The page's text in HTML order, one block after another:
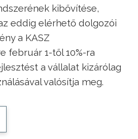
kibővítése,
eddig elérhető dolgozói
a KASZ
február 1-től 10%-ra
a vállalat kizárólag
valósítja meg.